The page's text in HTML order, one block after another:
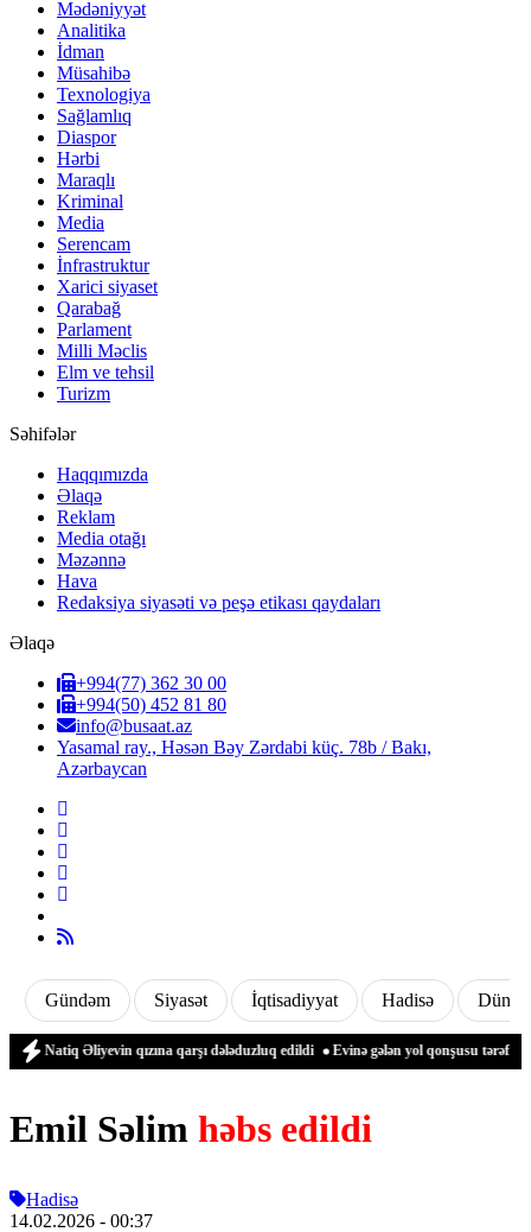
Mədəniyyət
Analitika
İdman
Müsahibə
Texnologiya
Sağlamlıq
Diaspor
Hərbi
Maraqlı
Kriminal
Media
Serencam
İnfrastruktur
Xarici siyaset
Qarabağ
Parlament
Milli Məclis
Elm ve tehsil
Turizm
Səhifələr
Haqqımızda
Əlaqə
Reklam
Media otağı
Məzənnə
Hava
Redaksiya siyasəti və peşə etikası qaydaları
Əlaqə
+994(77) 362 30 00
+994(50) 452 81 80
info@busaat.az
Yasamal ray., Həsən Bəy Zərdabi küç. 78b / Bakı,
Azərbaycan
Gündəm Siyasət İqtisadiyyat Hadisə Dünya
Əliyevin qızına qarşı dələduzluq edildi Evinə gələn yol qonşusu tərəfindən
Emil Səlim həbs edildi
Hadisə
14.02.2026 - 00:37